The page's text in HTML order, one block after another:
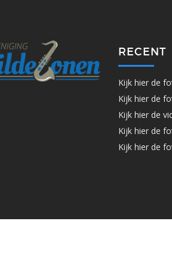
RECENT
Kijk hier de
Kijk hier de
Kijk hier de
Kijk hier de
Kijk hier de